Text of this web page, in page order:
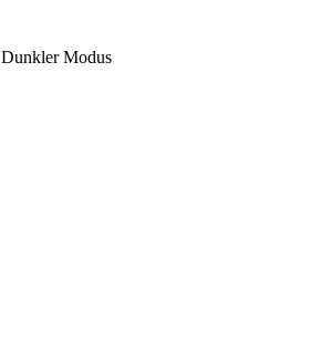
Dunkler Modus